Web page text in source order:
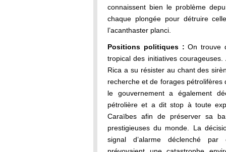
connaissent bien le problème
chaque plongée pour détruire
l’acanthaster planci.
Positions politiques : On trouve
tropical des initiatives
Rica a su résister au chant des
recherche et de forages pétrolifères
le gouvernement a également
pétrolière et a dit stop à toute
Caraïbes afin de préserver sa
prestigieuses du monde. La
signal d’alarme déclenché